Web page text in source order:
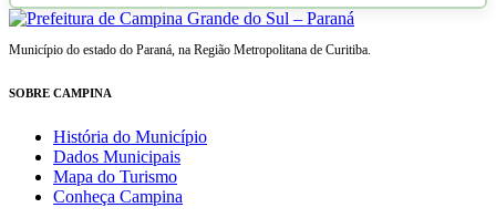
Município do estado do Paraná, na Região Metropolitana de Curitiba.
SOBRE CAMPINA
História do Município
Dados Municipais
Mapa do Turismo
Conheça Campina